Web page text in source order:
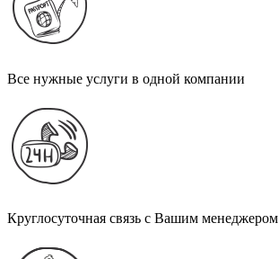
Все нужные услуги в одной компании
Круглосуточная связь с Вашим менеджером